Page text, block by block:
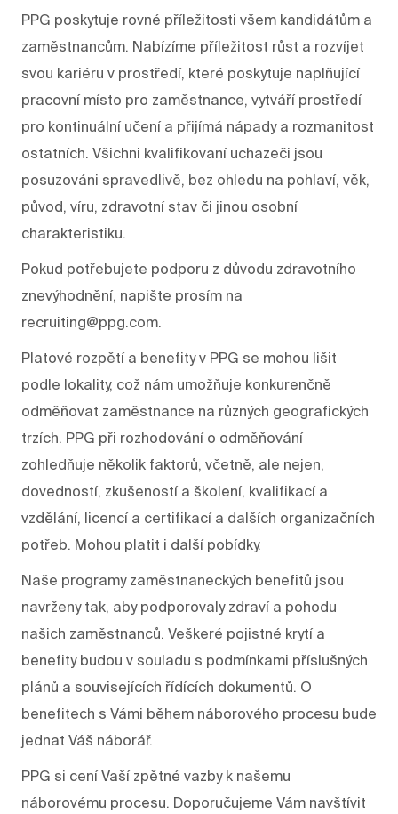
PPG poskytuje rovné příležitosti všem kandidátům a
zaměstnancům. Nabízíme příležitost růst a rozvíjet
svou kariéru v prostředí, které poskytuje naplňující
pracovní místo pro zaměstnance, vytváří prostředí
pro kontinuální učení a přijímá nápady a rozmanitost
ostatních. Všichni kvalifikovaní uchazeči jsou
posuzováni spravedlivě, bez ohledu na pohlaví, věk,
původ, víru, zdravotní stav či jinou osobní
charakteristiku.
Pokud potřebujete podporu z důvodu zdravotního
znevýhodnění, napište prosím na
recruiting@ppg.com.
Platové rozpětí a benefity v PPG se mohou lišit
podle lokality, což nám umožňuje konkurenčně
odměňovat zaměstnance na různých geografických
trzích. PPG při rozhodování o odměňování
zohledňuje několik faktorů, včetně, ale nejen,
dovedností, zkušeností a školení, kvalifikací a
vzdělání, licencí a certifikací a dalších organizačních
potřeb. Mohou platit i další pobídky.
Naše programy zaměstnaneckých benefitů jsou
navrženy tak, aby podporovaly zdraví a pohodu
našich zaměstnanců. Veškeré pojistné krytí a
benefity budou v souladu s podmínkami příslušných
plánů a souvisejících řídících dokumentů. O
benefitech s Vámi během náborového procesu bude
jednat Váš náborář.
PPG si cení Vaší zpětné vazby k našemu
náborovému procesu. Doporučujeme Vám navštívit